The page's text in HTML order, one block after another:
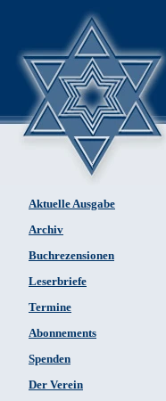
Aktuelle Ausgabe
Archiv
Buchrezensionen
Leserbriefe
Termine
Abonnements
Spenden
Der Verein